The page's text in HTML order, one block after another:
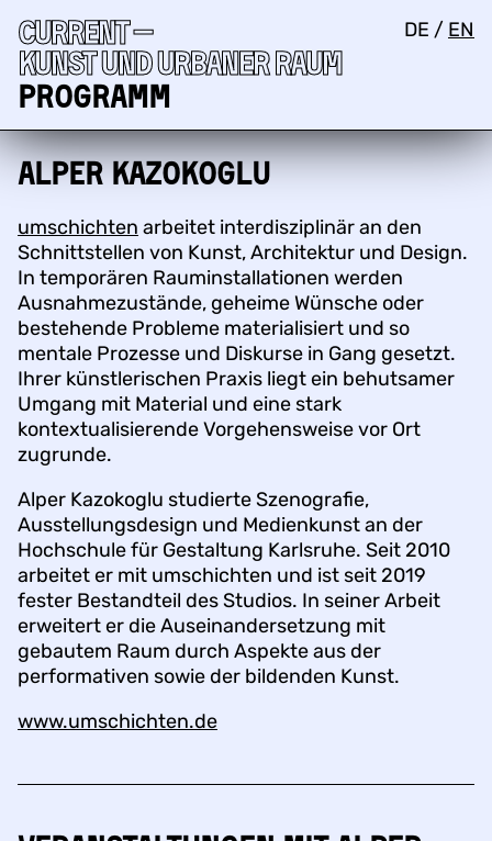
Current —
Kunst und urbaner Raum
Programm
DE / EN
Alper Kazokoglu
umschichten arbeitet interdisziplinär an den
Schnittstellen von Kunst, Architektur und Design.
In temporären Rauminstallationen werden
Ausnahmezustände, geheime Wünsche oder
bestehende Probleme materialisiert und so
mentale Prozesse und Diskurse in Gang gesetzt.
Ihrer künstlerischen Praxis liegt ein behutsamer
Umgang mit Material und eine stark
kontextualisierende Vorgehensweise vor Ort
zugrunde.
Alper Kazokoglu studierte Szenografie,
Ausstellungsdesign und Medienkunst an der
Hochschule für Gestaltung Karlsruhe. Seit 2010
arbeitet er mit umschichten und ist seit 2019
fester Bestandteil des Studios. In seiner Arbeit
erweitert er die Auseinandersetzung mit
gebautem Raum durch Aspekte aus der
performativen sowie der bildenden Kunst.
www.umschichten.de